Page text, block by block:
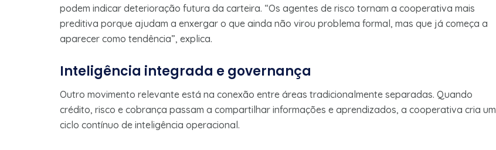
podem indicar deterioração futura da carteira. “Os agentes de risco tornam a cooperativa mais
preditiva porque ajudam a enxergar o que ainda não virou problema formal, mas que já começa a
aparecer como tendência”, explica.
Inteligência integrada e governança
Outro movimento relevante está na conexão entre áreas tradicionalmente separadas. Quando
crédito, risco e cobrança passam a compartilhar informações e aprendizados, a cooperativa cria um
ciclo contínuo de inteligência operacional.